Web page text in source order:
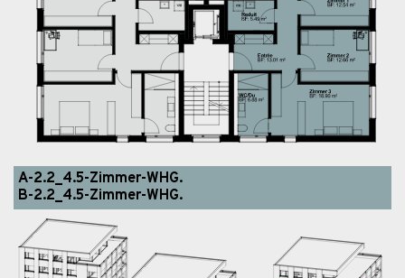
A-2.2_4.5-Zimmer-WHG.
B-2.2_4.5-Zimmer-WHG.